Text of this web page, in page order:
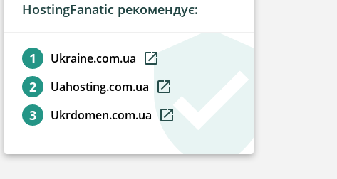
HostingFanatic рекомендує:
Ukraine.com.ua
Uahosting.com.ua
Ukrdomen.com.ua